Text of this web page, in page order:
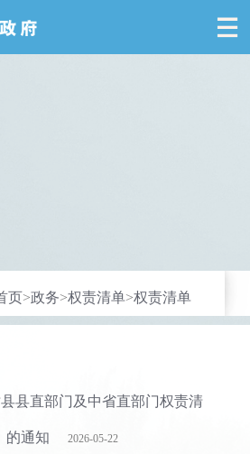
页>政务>权责清单>权责清单
县直部门及中省直部门权责清
的通知 2026-05-22